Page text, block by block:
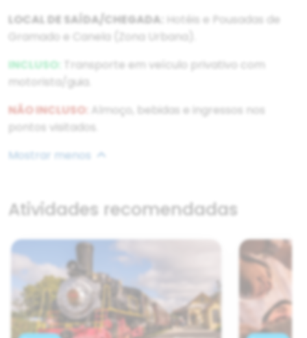
LOCAL DE SAÍDA/CHEGADA: Hotéis e Pousadas de
Gramado e Canela (Zona Urbana).
INCLUSO:
Transporte em veículo privativo com
motorista/guia.
NÃO INCLUSO: Almoço, bebidas e ingressos nos
pontos visitados.
Mostrar menos
Atividades recomendadas